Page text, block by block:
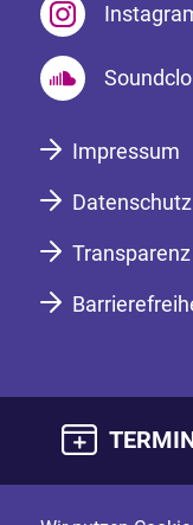
Impressum
Datenschutz
Transparenz